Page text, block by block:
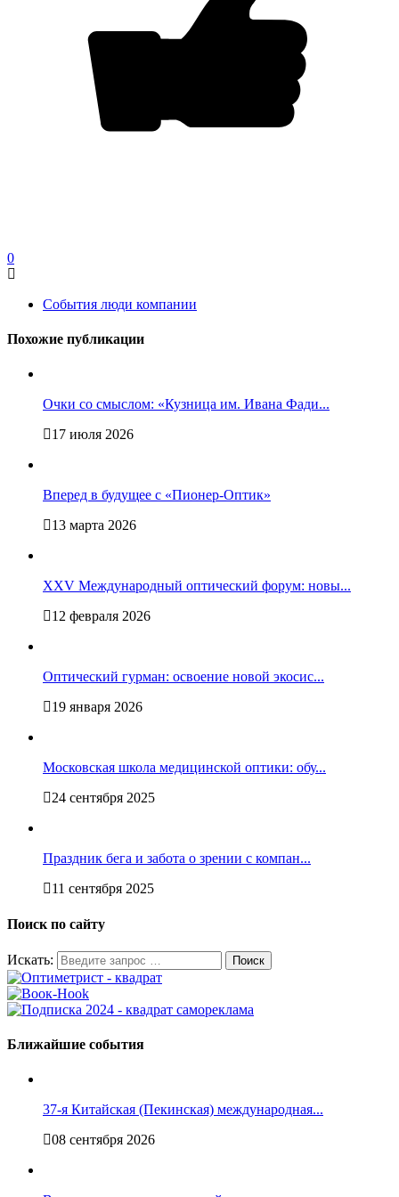
0
События люди компании
Похожие публикации
Очки со смыслом: «Кузница им. Ивана Фади...
17 июля 2026
Вперед в будущее с «Пионер-Оптик»
13 марта 2026
XXV Международный оптический форум: новы...
12 февраля 2026
Оптический гурман: освоение новой экосис...
19 января 2026
Московская школа медицинской оптики: обу...
24 сентября 2025
Праздник бега и забота о зрении с компан...
11 сентября 2025
Поиск по сайту
Искать:
Ближайшие события
37-я Китайская (Пекинская) международная...
08 сентября 2026